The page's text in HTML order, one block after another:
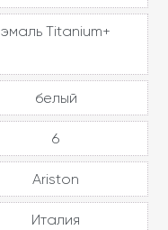
эмаль Titanium+
белый
6
Ariston
Италия